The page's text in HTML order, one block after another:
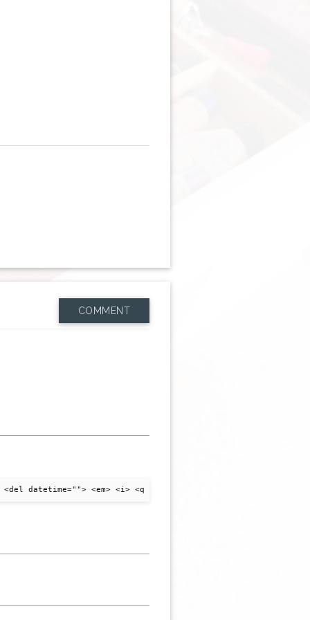
COMMENT
datetime=""> <em> <i> <q cite=""> <strike> <strong>